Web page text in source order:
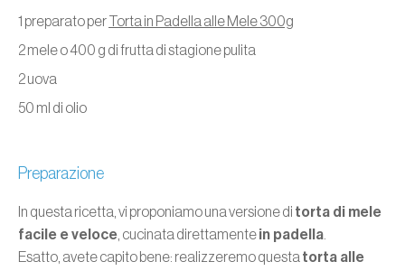
1 preparato perTorta in Padella alle Mele 300g
2 mele o 400 g di frutta di stagione pulita
2 uova
50 ml di olio
Preparazione
In questa ricetta, vi proponiamo una versione di torta di mele
facile e veloce , cucinata direttamentein padella
Esatto, avete capito bene: realizzeremo questa torta alle